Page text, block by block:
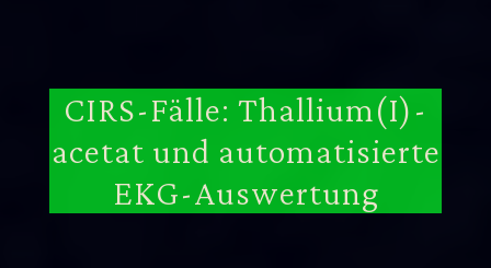
CIRS-Fälle: Thallium(I)-
acetat und automatisierte
EKG-Auswertung